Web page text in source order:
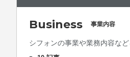
Business 事業内容
シフォンの事業や業務内容など